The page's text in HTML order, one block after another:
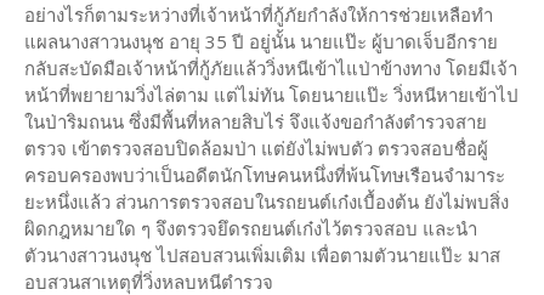
อย่างไรก็ตามระหว่างที่เจ้าหน้าที่กู้ภัยกำลังให้การช่วยเหลือทำ
แผลนางสาวนงนุช อายุ 35 ปี อยู่นั้น นายแป๊ะ ผู้บาดเจ็บอีกราย
กลับสะบัดมือเจ้าหน้าที่กู้ภัยแล้ววิ่งหนีเข้าไแป่าข้างทาง โดยมีเจ้า
หน้าที่พยายามวิ่งไล่ตาม แต่ไม่ทัน โดยนายแป๊ะ วิ่งหนีหายเข้าไป
ในป่าริมถนน ซึ่งมีพื้นที่หลายสิบไร่ จึงแจ้งขอกำลังตำรวจสาย
ตรวจ เข้าตรวจสอบปิดล้อมป่า แต่ยังไม่พบตัว ตรวจสอบชื่อผู้
ครอบครองพบว่าเป็นอดีตนักโทษคนหนึ่งที่พ้นโทษเรือนจำมาระ
ยะหนึ่งแล้ว ส่วนการตรวจสอบในรถยนต์เก๋งเบื้องต้น ยังไม่พบสิ่ง
ผิดกฎหมายใด ๆ จึงตรวจยึดรถยนต์เก๋งไว้ตรวจสอบ และนำ
ตัวนางสาวนงนุช ไปสอบสวนเพิ่มเติม เพื่อตามตัวนายแป๊ะ มาส
อบสวนสาเหตุที่วิ่งหลบหนีตำรวจ